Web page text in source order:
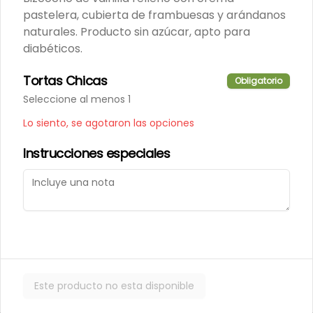
Porción de nuestro tradicional
kuchen de nuez.
Porción de Torta Hojarasca
Pompadour
Capas de hojarasca rellenas con
manjar, plátano y crema de
vainilla.
Alfajores
pastelera, cubierta de frambuesas y arándanos
naturales. Producto sin azúcar, apto para
diabéticos.
Tortas Chicas Obligatorio
Seleccione al menos 1
Lo siento, se agotaron las opciones
Instrucciones especiales
Este producto no esta disponible